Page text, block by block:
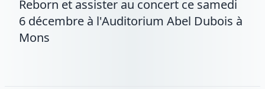
Reborn et assister au concert ce samedi
6 décembre à l'Auditorium Abel Dubois à
Mons